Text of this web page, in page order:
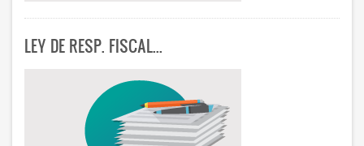
LEY DE RESP. FISCAL...